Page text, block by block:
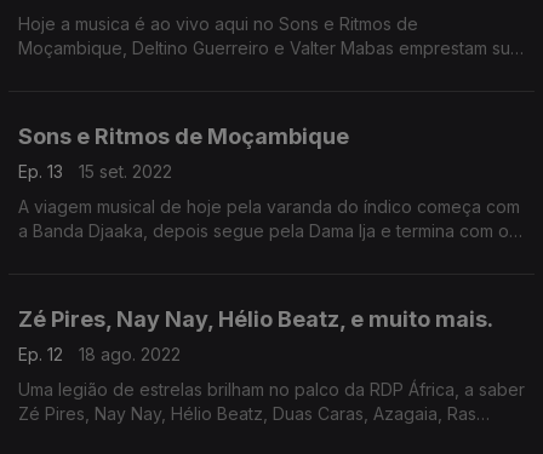
Hoje a musica é ao vivo aqui no Sons e Ritmos de
Moçambique, Deltino Guerreiro e Valter Mabas emprestam sua
Sons e Ritmos de Moçambique
Ep. 13
15 set. 2022
A viagem musical de hoje pela varanda do índico começa com
a Banda Djaaka, depois segue pela Dama Ija e termina com o
Zé Pires, Nay Nay, Hélio Beatz, e muito mais.
Ep. 12
18 ago. 2022
Uma legião de estrelas brilham no palco da RDP África, a saber
Zé Pires, Nay Nay, Hélio Beatz, Duas Caras, Azagaia, Ras